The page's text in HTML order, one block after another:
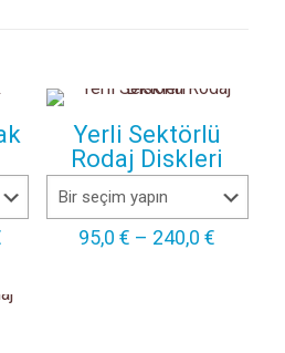
Fiyat
-
Yerli Sektörlü
Rodaj Diskleri
95,0€ – 240,0€